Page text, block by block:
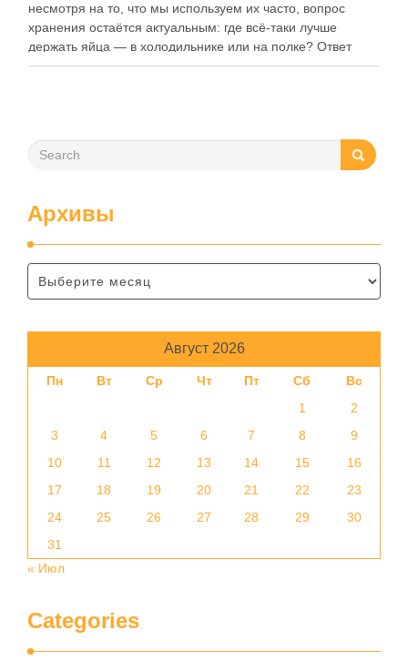
несмотря на то, что мы используем их часто, вопрос
хранения остаётся актуальным: где всё-таки лучше
держать яйца — в холодильнике или на полке? Ответ
зависит от нескольких факторов, включая температуру
Архивы
Август 2026
Пн Вт Ср Чт Пт Сб
Вс
1
2
3
4 5 6 7 8
9
10
11 12 13 14 15
16
17
18 19 20 21 22
23
24
25 26 27 28 29
30
31
« Июл
Categories